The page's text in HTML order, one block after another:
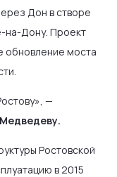
Дон в створе
на-Дону. Проект
обновление моста
—
Ростовской
в 2015